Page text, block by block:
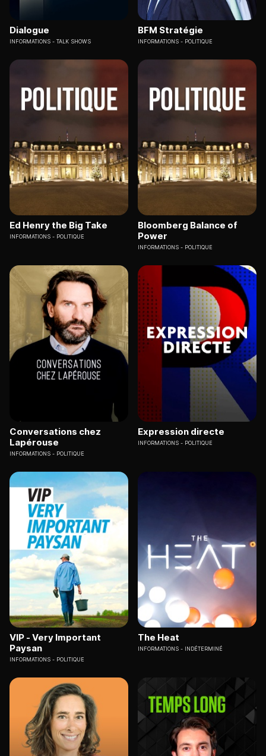
Dialogue
INFORMATIONS TALK SHOWS
BFM Stratégie
INFORMATIONS POLITIQUE
Ed Henry the Big Take
INFORMATIONS POLITIQUE
Bloomberg Balance of
Power
INFORMATIONS POLITIQUE
Conversations chez
Lapérouse
INFORMATIONS POLITIQUE
Expression directe
INFORMATIONS POLITIQUE
VIP - Very Important
Paysan
INFORMATIONS POLITIQUE
The Heat
INFORMATIONS INDÉTERMINÉ